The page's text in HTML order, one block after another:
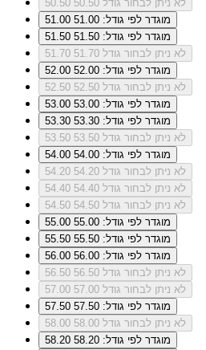
50.50
לא ניתן לבחור גודל 50.50
51.00
מוגדר לפי גודל: 51.00
51.50
מוגדר לפי גודל: 51.50
51.70
לא ניתן לבחור גודל 51.70
52.00
מוגדר לפי גודל: 52.00
52.50
לא ניתן לבחור גודל 52.50
53.00
מוגדר לפי גודל: 53.00
53.30
מוגדר לפי גודל: 53.30
53.50
לא ניתן לבחור גודל 53.50
54.00
מוגדר לפי גודל: 54.00
54.20
לא ניתן לבחור גודל 54.20
54.40
לא ניתן לבחור גודל 54.40
54.50
לא ניתן לבחור גודל 54.50
55.00
מוגדר לפי גודל: 55.00
55.50
מוגדר לפי גודל: 55.50
56.00
מוגדר לפי גודל: 56.00
56.50
לא ניתן לבחור גודל 56.50
57.00
לא ניתן לבחור גודל 57.00
57.50
מוגדר לפי גודל: 57.50
58.00
לא ניתן לבחור גודל 58.00
58.20
מוגדר לפי גודל: 58.20